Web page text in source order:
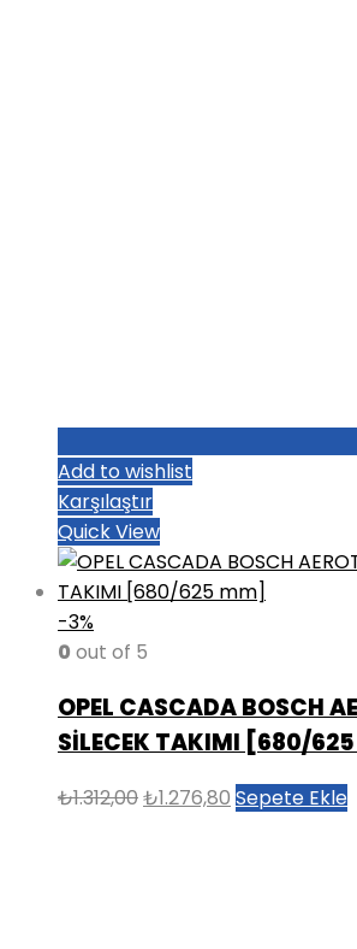
Add to wishlist
Karşılaştır
Quick View
-3%
0 out of 5
OPEL CASCADA BOSCH
SİLECEK TAKIMI [680/
₺1.312,00Orijinal
₺1.276,80 Şu
Sepete Ekle